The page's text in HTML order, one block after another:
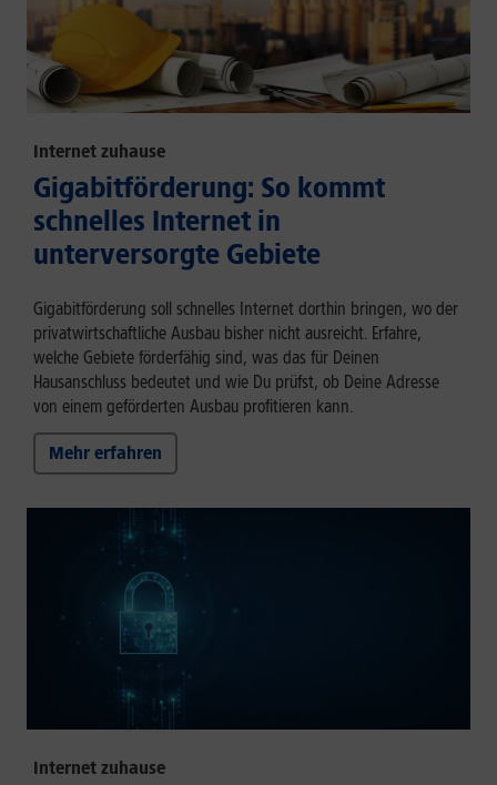
Internet zuhause
Gigabitförderung: So kommt
schnelles Internet in
unterversorgte Gebiete
Gigabitförderung soll schnelles Internet dorthin bringen, wo der
privatwirtschaftliche Ausbau bisher nicht ausreicht. Erfahre,
welche Gebiete förderfähig sind, was das für Deinen
Hausanschluss bedeutet und wie Du prüfst, ob Deine Adresse
von einem geförderten Ausbau profitieren kann.
Mehr erfahren
Internet zuhause